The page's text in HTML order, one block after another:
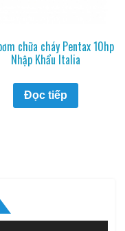
chữa cháy Pentax 10hp
Nhập Khẩu Italia
Đọc tiếp